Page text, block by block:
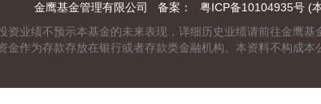
金鹰基金管理有限公司 备案：
粤ICP备10104935号 (
业绩不预示本基金的未来表现，详细历史业绩请前往金鹰基
作为存款存放在银行或者存款类金融机构。本资料不构成本